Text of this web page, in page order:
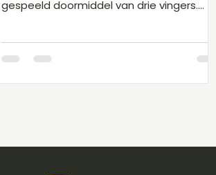
gespeeld doormiddel van drie vingers.
wijsvinger staat op snaar 3 (G-snaar) in
het eerste vakje, de middelvinger op snaar